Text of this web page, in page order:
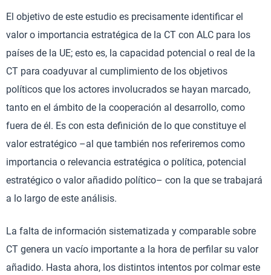
El objetivo de este estudio es precisamente identificar el
valor o importancia estratégica de la CT con ALC para los
países de la UE; esto es, la capacidad potencial o real de la
CT para coadyuvar al cumplimiento de los objetivos
políticos que los actores involucrados se hayan marcado,
tanto en el ámbito de la cooperación al desarrollo, como
fuera de él. Es con esta definición de lo que constituye el
valor estratégico –al que también nos referiremos como
importancia o relevancia estratégica o política, potencial
estratégico o valor añadido político– con la que se trabajará
a lo largo de este análisis.
La falta de información sistematizada y comparable sobre
CT genera un vacío importante a la hora de perfilar su valor
añadido. Hasta ahora, los distintos intentos por colmar este